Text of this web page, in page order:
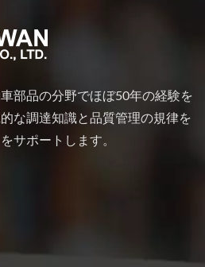
部品の分野でほぼ50年の経験を
な調達知識と品質管理の規律を
サポートします。